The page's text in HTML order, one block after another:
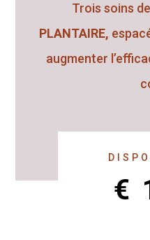
Trois soins de
PLANTAIRE,
augmenter
€
Médicale En
Plantaire En
plantaire
19. Chers clients,.
Mars, nous sommes
pour tous les